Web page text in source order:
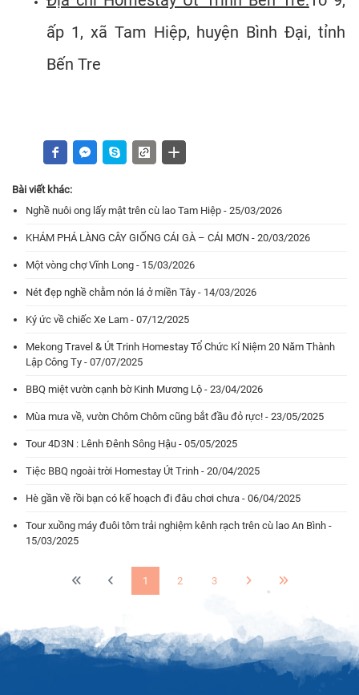
ấp 1, xã Tam Hiệp, huyện Bình Đại, tỉnh
Bến Tre
Bài viết khác:
Nghề nuôi ong lấy mật trên cù lao Tam Hiệp - 25/03/2026
KHÁM PHÁ LÀNG CÂY GIỐNG CÁI GÀ – CÁI MƠN - 20/03/2026
Một vòng chợ Vĩnh Long - 15/03/2026
Nét đẹp nghề chằm nón lá ở miền Tây - 14/03/2026
Ký ức về chiếc Xe Lam - 07/12/2025
Mekong Travel & Út Trinh Homestay Tổ Chức Kỉ Niệm 20 Năm Thành
Lập Công Ty - 07/07/2025
BBQ miệt vườn cạnh bờ Kinh Mương Lộ - 23/04/2026
Mùa mưa về, vườn Chôm Chôm cũng bắt đầu đỏ rực! - 23/05/2025
Tour 4D3N : Lênh Đênh Sông Hậu - 05/05/2025
Tiệc BBQ ngoài trời Homestay Út Trinh - 20/04/2025
Hè gần về rồi bạn có kế hoạch đi đâu chơi chưa - 06/04/2025
Tour xuồng máy đuôi tôm trải nghiệm kênh rạch trên cù lao An Bình -
15/03/2025
1 2 3